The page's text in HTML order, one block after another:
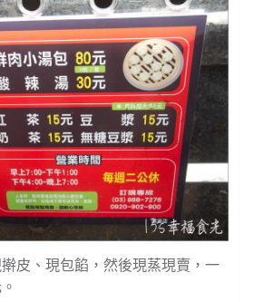
皮、現包餡，然後現蒸現賣，一